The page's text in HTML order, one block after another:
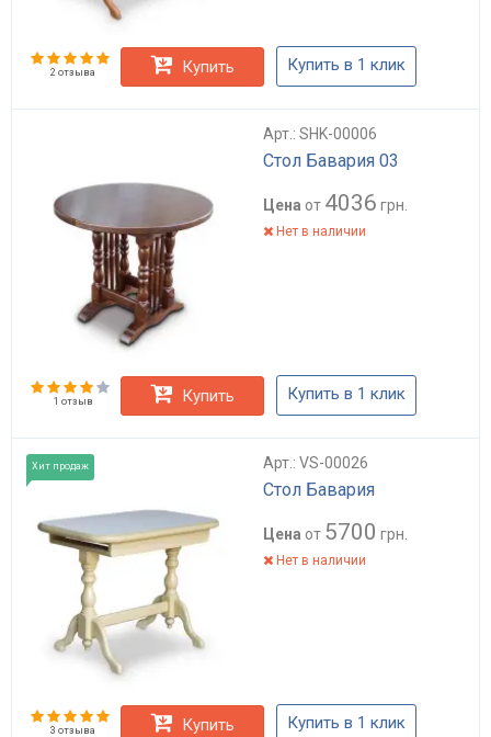
2 отзыва Купить Купить в 1 клик
Арт.: SHK-00006
Стол Бавария 03
Цена от 4036 грн.
Нет в наличии
1 отзыв Купить Купить в 1 клик
Хит продаж Арт.: VS-00026
Стол Бавария
Цена от 5700 грн.
Нет в наличии
3 отзыва Купить Купить в 1 клик